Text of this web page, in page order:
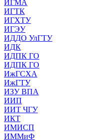
ИГМА
ИГТК
ИГХТУ
ИГЭУ
ИДДО УлГТУ
ИДК
ИДПК ГО
ИДПК ГО
ИжГСХА
ИжГТУ
ИЗУ ВПА
ИИП
ИИТ ЧГУ
ИКТ
ИМИСП
ИММиФ